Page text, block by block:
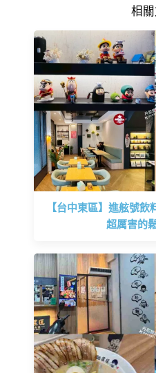
相
【台中東區】進舷號
超厲害的